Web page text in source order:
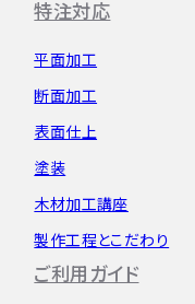
特注対応
平面加工
断面加工
表面仕上
塗装
木材加工講座
製作工程とこだわり
ご利用ガイド